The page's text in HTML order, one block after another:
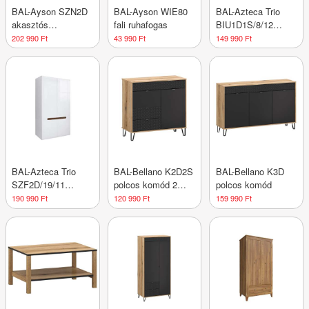
BAL-Ayson SZN2D
akasztós
sarokszerkény
202 990 Ft
BAL-Ayson WIE80
fali ruhafogas
43 990 Ft
BAL-Azteca Trio
BIU1D1S/8/12
íróasztal fiókkal
149 990 Ft
BAL-Azteca Trio
SZF2D/19/11
akasztós szekrény
190 990 Ft
BAL-Bellano K2D2S
polcos komód 2
fiókkal
120 990 Ft
BAL-Bellano K3D
polcos komód
159 990 Ft